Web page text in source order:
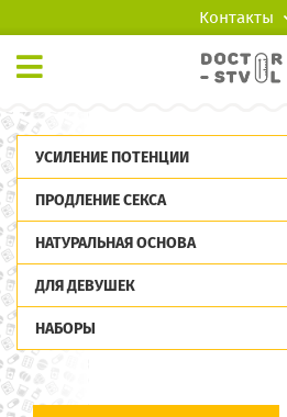
Контакты
УСИЛЕНИЕ ПОТЕНЦИИ
ПРОДЛЕНИЕ СЕКСА
НАТУРАЛЬНАЯ ОСНОВА
ДЛЯ ДЕВУШЕК
НАБОРЫ